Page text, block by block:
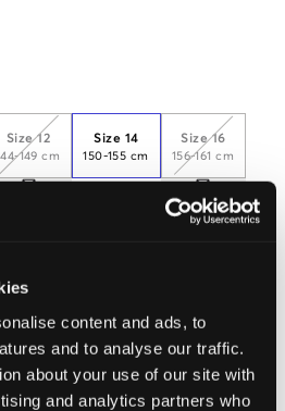
content and ads, to
and to analyse our traffic.
about your use of our site with
and analytics partners who
Size 12
149 cm
Size 14
150-155 cm
Size 16
156-161 cm
Perfekt Stor